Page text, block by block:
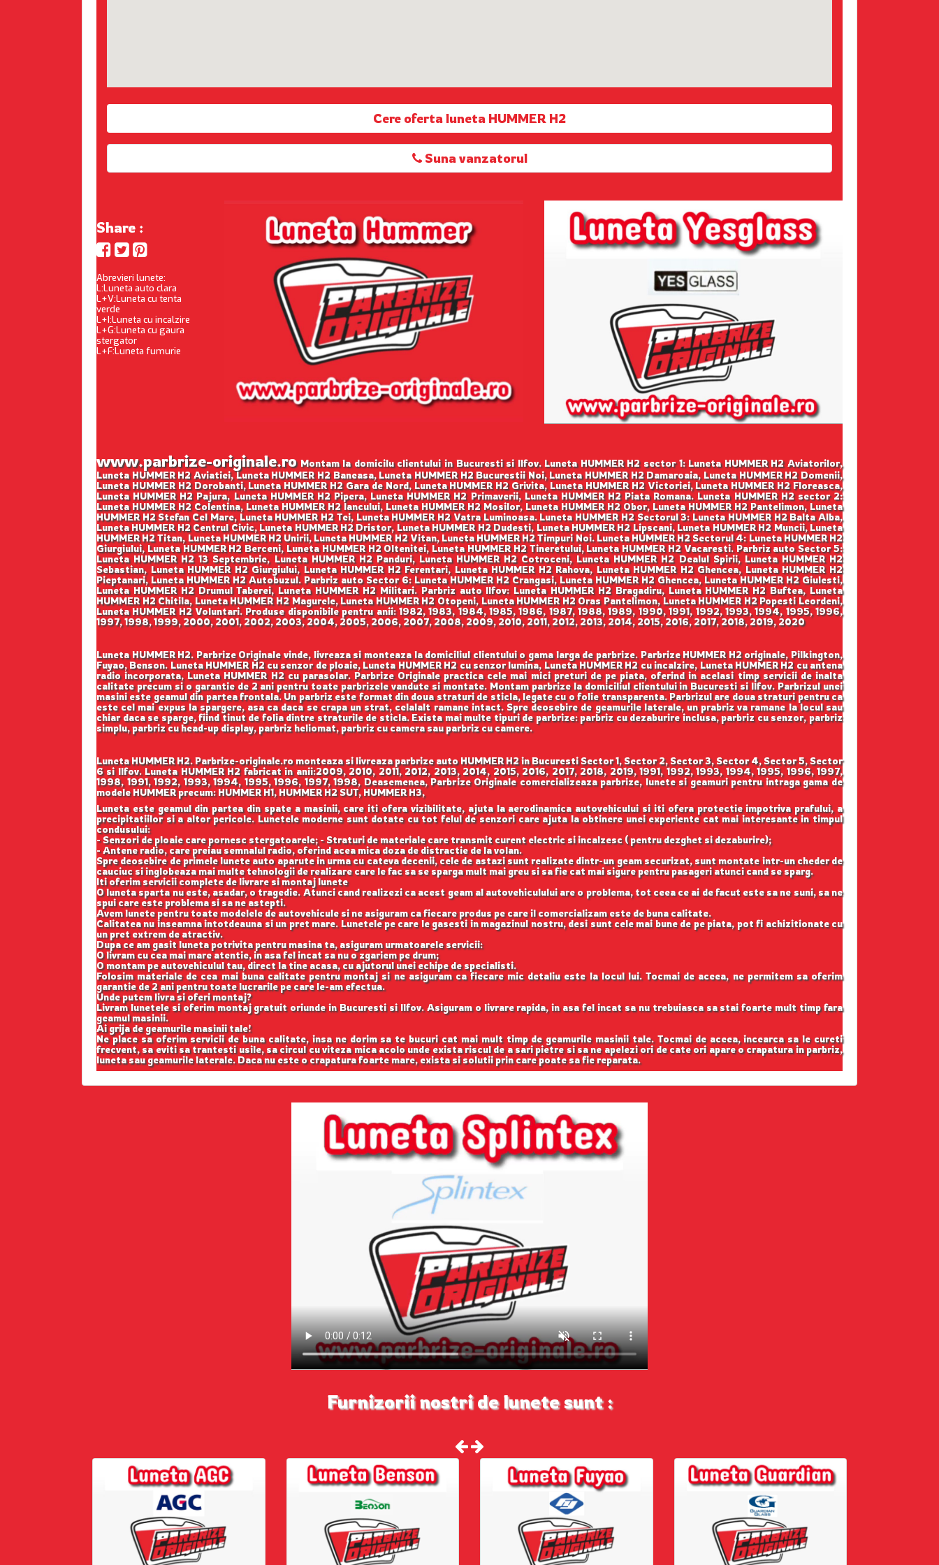
Cere oferta luneta HUMMER H2
Suna vanzatorul
Share :
Abrevieri lunete:
L:Luneta auto clara
L+V:Luneta cu tenta
verde
L+I:Luneta cu incalzire
L+G:Luneta cu gaura
stergator
L+F:Luneta fumurie
www.parbrize-originale.roMontam la domicilu clientului in Bucuresti si Ilfov. Luneta HUMMER H2 sector 1: Luneta HUMMER H2 Aviatorilor,
Luneta HUMMER H2 Aviatiei, Luneta HUMMER H2 Baneasa, Luneta HUMMER H2 Bucurestii Noi, Luneta HUMMER H2 Damaroaia, Luneta HUMMER H2 Domenii,
Luneta HUMMER H2 Dorobanti, Luneta HUMMER H2 Gara de Nord, Luneta HUMMER H2 Grivita, Luneta HUMMER H2 Victoriei, Luneta HUMMER H2 Floreasca,
Luneta HUMMER H2 Pajura, Luneta HUMMER H2 Pipera, Luneta HUMMER H2 Primaverii, Luneta HUMMER H2 Piata Romana. Luneta HUMMER H2 sector 2:
Luneta HUMMER H2 Colentina, Luneta HUMMER H2 Iancului, Luneta HUMMER H2 Mosilor, Luneta HUMMER H2 Obor, Luneta HUMMER H2 Pantelimon, Luneta
HUMMER H2 Stefan Cel Mare, Luneta HUMMER H2 Tei, Luneta HUMMER H2 Vatra Luminoasa. Luneta HUMMER H2 Sectorul 3: Luneta HUMMER H2 Balta Alba,
Luneta HUMMER H2 Centrul Civic, Luneta HUMMER H2 Dristor, Luneta HUMMER H2 Dudesti, Luneta HUMMER H2 Lipscani, Luneta HUMMER H2 Muncii, Luneta
HUMMER H2 Titan, Luneta HUMMER H2 Unirii, Luneta HUMMER H2 Vitan, Luneta HUMMER H2 Timpuri Noi. Luneta HUMMER H2 Sectorul 4: Luneta HUMMER H2
Giurgiului, Luneta HUMMER H2 Berceni, Luneta HUMMER H2 Oltenitei, Luneta HUMMER H2 Tineretului, Luneta HUMMER H2 Vacaresti. Parbriz auto Sector 5:
Luneta HUMMER H2 13 Septembrie, Luneta HUMMER H2 Panduri, Luneta HUMMER H2 Cotroceni, Luneta HUMMER H2 Dealul Spirii, Luneta HUMMER H2
Sebastian, Luneta HUMMER H2 Giurgiului, Luneta HUMMER H2 Ferentari, Luneta HUMMER H2 Rahova, Luneta HUMMER H2 Ghencea, Luneta HUMMER H2
Pieptanari, Luneta HUMMER H2 Autobuzul. Parbriz auto Sector 6: Luneta HUMMER H2 Crangasi, Luneta HUMMER H2 Ghencea, Luneta HUMMER H2 Giulesti,
Luneta HUMMER H2 Drumul Taberei, Luneta HUMMER H2 Militari. Parbriz auto Ilfov: Luneta HUMMER H2 Bragadiru, Luneta HUMMER H2 Buftea, Luneta
HUMMER H2 Chitila, Luneta HUMMER H2 Magurele, Luneta HUMMER H2 Otopeni, Luneta HUMMER H2 Oras Pantelimon, Luneta HUMMER H2 Popesti Leordeni,
Luneta HUMMER H2 Voluntari. Produse disponibile pentru anii: 1982, 1983, 1984, 1985, 1986, 1987, 1988, 1989, 1990, 1991, 1992, 1993, 1994, 1995, 1996,
1997, 1998, 1999, 2000, 2001, 2002, 2003, 2004, 2005, 2006, 2007, 2008, 2009, 2010, 2011, 2012, 2013, 2014, 2015, 2016, 2017, 2018, 2019, 2020
Luneta HUMMER H2. Parbrize Originale vinde, livreaza si monteaza la domiciliul clientului o gama larga de parbrize. Parbrize HUMMER H2 originale, Pilkington,
Fuyao, Benson. Luneta HUMMER H2 cu senzor de ploaie, Luneta HUMMER H2 cu senzor lumina, Luneta HUMMER H2 cu incalzire, Luneta HUMMER H2 cu antena
radio incorporata, Luneta HUMMER H2 cu parasolar. Parbrize Originale practica cele mai mici preturi de pe piata, oferind in acelasi timp servicii de inalta
calitate precum si o garantie de 2 ani pentru toate parbrizele vandute si montate. Montam parbrize la domiciliul clientului in Bucuresti si Ilfov. Parbrizul unei
masini este geamul din partea frontala. Un parbriz este format din doua straturi de sticla, legate cu o folie transparenta. Parbrizul are doua straturi pentru ca
este cel mai expus la spargere, asa ca daca se crapa un strat, celalalt ramane intact. Spre deosebire de geamurile laterale, un prabriz va ramane la locul sau
chiar daca se sparge, fiind tinut de folia dintre straturile de sticla. Exista mai multe tipuri de parbrize: parbriz cu dezaburire inclusa, parbriz cu senzor, parbriz
simplu, parbriz cu head-up display, parbriz heliomat, parbriz cu camera sau parbriz cu camere.
Luneta HUMMER H2. Parbrize-originale.ro monteaza si livreaza parbrize auto HUMMER H2 in Bucuresti Sector 1, Sector 2, Sector 3, Sector 4, Sector 5, Sector
6 si Ilfov. Luneta HUMMER H2 fabricat in anii:2009, 2010, 2011, 2012, 2013, 2014, 2015, 2016, 2017, 2018, 2019, 1991, 1992, 1993, 1994, 1995, 1996, 1997,
1998, 1991, 1992, 1993, 1994, 1995, 1996, 1997, 1998, Deasemenea, Parbrize Originale comercializeaza parbrize, lunete si geamuri pentru intraga gama de
modele HUMMER precum: HUMMER H1, HUMMER H2 SUT, HUMMER H3,
Luneta este geamul din partea din spate a masinii, care iti ofera vizibilitate, ajuta la aerodinamica autovehicului si iti ofera protectie impotriva prafului, a
precipitatiilor si a altor pericole. Lunetele moderne sunt dotate cu tot felul de senzori care ajuta la obtinere unei experiente cat mai interesante in timpul
condusului:
- Senzori de ploaie care pornesc stergatoarele; - Straturi de materiale care transmit curent electric si incalzesc ( pentru dezghet si dezaburire);
- Antene radio, care preiau semnalul radio, oferind acea mica doza de distractie de la volan.
Spre deosebire de primele lunete auto aparute in urma cu cateva decenii, cele de astazi sunt realizate dintr-un geam securizat, sunt montate intr-un cheder de
cauciuc si inglobeaza mai multe tehnologii de realizare care le fac sa se sparga mult mai greu si sa fie cat mai sigure pentru pasageri atunci cand se sparg.
Iti oferim servicii complete de livrare si montaj lunete
O luneta sparta nu este, asadar, o tragedie. Atunci cand realizezi ca acest geam al autovehiculului are o problema, tot ceea ce ai de facut este sa ne suni, sa ne
spui care este problema si sa ne astepti.
Avem lunete pentru toate modelele de autovehicule si ne asiguram ca fiecare produs pe care il comercializam este de buna calitate.
Calitatea nu inseamna intotdeauna si un pret mare. Lunetele pe care le gasesti in magazinul nostru, desi sunt cele mai bune de pe piata, pot fi achizitionate cu
un pret extrem de atractiv.
Dupa ce am gasit luneta potrivita pentru masina ta, asiguram urmatoarele servicii:
O livram cu cea mai mare atentie, in asa fel incat sa nu o zgariem pe drum;
O montam pe autovehiculul tau, direct la tine acasa, cu ajutorul unei echipe de specialisti.
Folosim materiale de cea mai buna calitate pentru montaj si ne asiguram ca fiecare mic detaliu este la locul lui. Tocmai de aceea, ne permitem sa oferim
garantie de 2 ani pentru toate lucrarile pe care le-am efectua.
Unde putem livra si oferi montaj?
Livram lunetele si oferim montaj gratuit oriunde in Bucuresti si Ilfov. Asiguram o livrare rapida, in asa fel incat sa nu trebuiasca sa stai foarte mult timp fara
geamul masinii.
Ai grija de geamurile masinii tale!
Ne place sa oferim servicii de buna calitate, insa ne dorim sa te bucuri cat mai mult timp de geamurile masinii tale. Tocmai de aceea, incearca sa le cureti
frecvent, sa eviti sa trantesti usile, sa circul cu viteza mica acolo unde exista riscul de a sari pietre si sa ne apelezi ori de cate ori apare o crapatura in parbriz,
luneta sau geamurile laterale. Daca nu este o crapatura foarte mare, exista si solutii prin care poate sa fie reparata.
Furnizorii nostri de lunete sunt :